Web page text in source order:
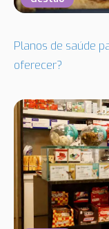
Planos de saúde
oferecer?